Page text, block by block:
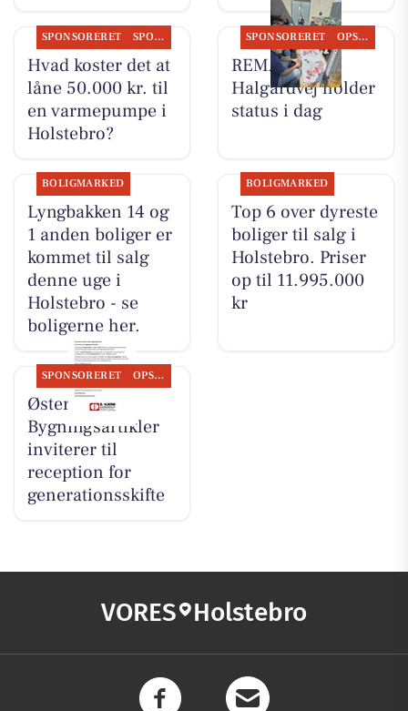
SPONSORERET SPONSORERET INDHOLD
Hvad koster det at
låne 50.000 kr. til
en varmepumpe i
Holstebro?
SPONSORERET OPSLAGSTAVLEN
REMA 1000
Halgårdvej holder
status i dag
BOLIGMARKED
Lyngbakken 14 og
1 anden boliger er
kommet til salg
denne uge i
Holstebro - se
boligerne her.
BOLIGMARKED
Top 6 over dyreste
boliger til salg i
Holstebro. Priser
op til 11.995.000
kr
SPONSORERET OPSLAGSTAVLEN
Øster Hjerm
Bygningsartikler
inviterer til
reception for
generationsskifte
VORES Holstebro